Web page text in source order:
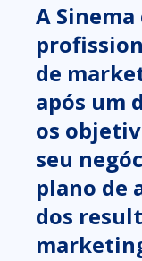
A
de
após um
os
seu
plano de
dos